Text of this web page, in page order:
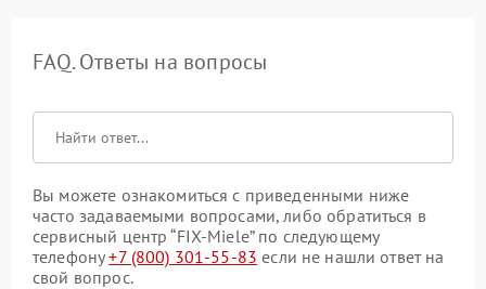
FAQ. Ответы на вопросы
Вы можете ознакомиться с приведенными ниже
часто задаваемыми вопросами, либо обратиться в
сервисный центр “FIX-Miele” по следующему
телефону+7 (800) 301-55-83 если не нашли ответ на
свой вопрос.